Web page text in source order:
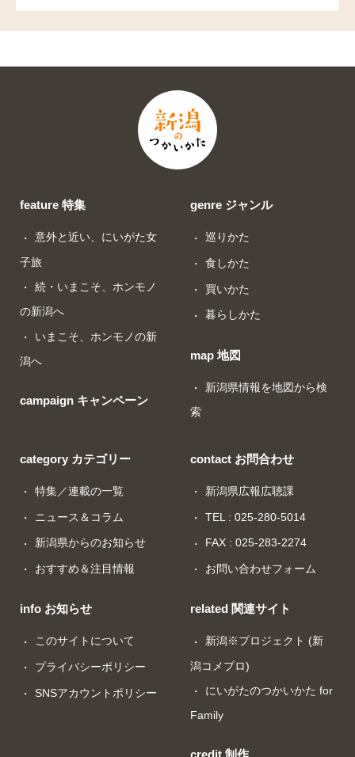
feature 特集
意外と近い、にいがた女
子旅
続・いまこそ、ホンモノ
の新潟へ
いまこそ、ホンモノの新
潟へ
campaign キャンペーン
genre ジャンル
巡りかた
食しかた
買いかた
暮らしかた
map 地図
新潟県情報を地図から検
索
category カテゴリー
特集／連載の一覧
ニュース＆コラム
新潟県からのお知らせ
おすすめ＆注目情報
info お知らせ
このサイトについて
プライバシーポリシー
SNSアカウントポリシー
contact お問合わせ
新潟県広報広聴課
TEL : 025-280-5014
FAX : 025-283-2274
お問い合わせフォーム
related 関連サイト
新潟※プロジェクト (新
潟コメプロ)
にいがたのつかいかた for
Family